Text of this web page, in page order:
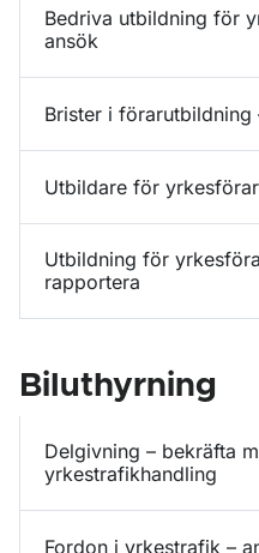
Bedriva utbildning för
ansök
Brister i förarutbildning
Utbildare för
Utbildning för
rapportera
Biluthyrning
Delgivning – bekräfta
yrkestrafikhandling
Fordon i yrkestrafik –